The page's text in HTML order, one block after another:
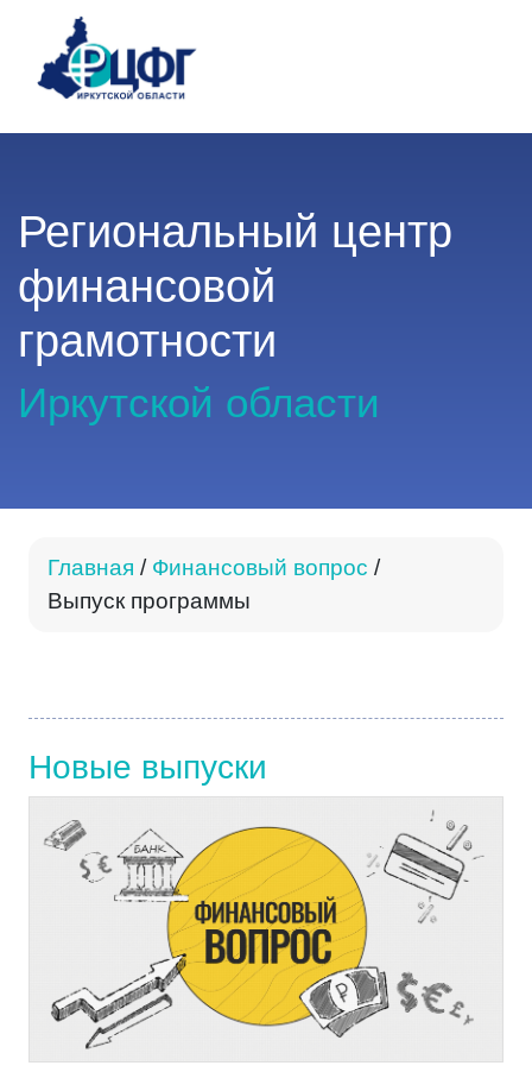
Региональный центр
финансовой
грамотности
Иркутской области
Главная / Финансовый вопрос /
Выпуск программы
Новые выпуски